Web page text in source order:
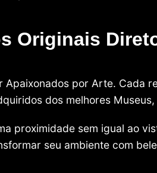
Originais
por Arte. Cada
dos melhores
proximidade sem igual ao
seu ambiente com